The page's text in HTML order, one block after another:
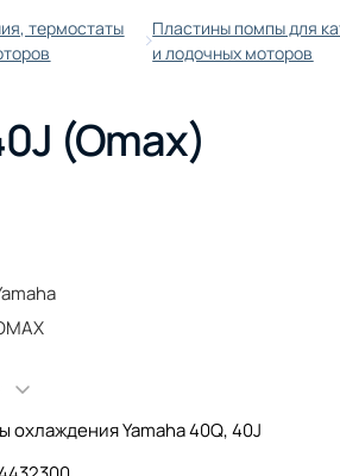
термостаты
Пластины помпы для
и лодочных моторов
(Omax)
Yamaha 40Q, 40J